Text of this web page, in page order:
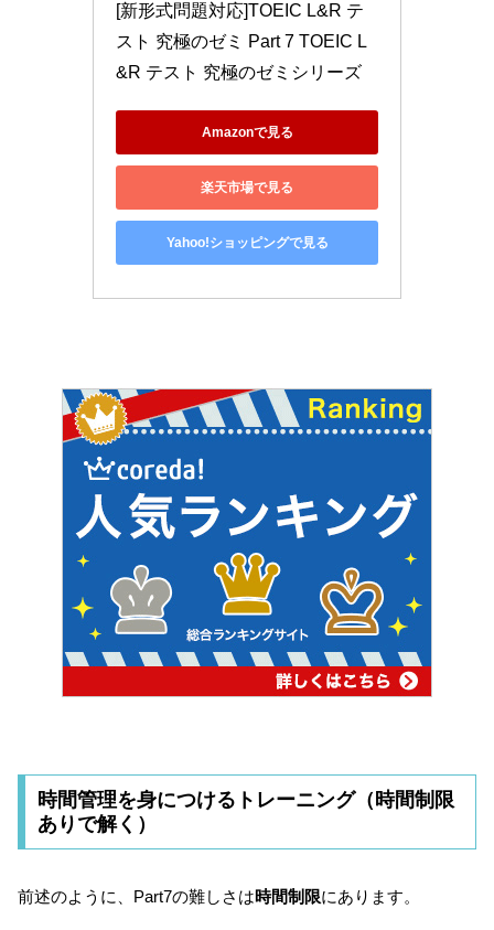
[新形式問題対応]TOEIC L&R テ
スト 究極のゼミ Part 7 TOEIC L
&R テスト 究極のゼミシリーズ
Amazonで見る
楽天市場で見る
Yahoo!ショッピングで見る
時間管理を身につけるトレーニング（時間制限
ありで解く）
前述のように、Part7の難しさは時間制限にあります。